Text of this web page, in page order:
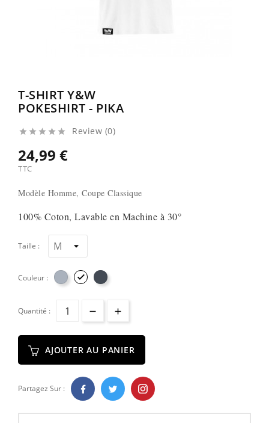
T-SHIRT Y&W
POKESHIRT - PIKA
     Review (0)
24,99 €
TTC
Modèle Homme, Coupe Classique
100% Coton, Lavable en Machine à 30°
Taille :
Couleur : 
Quantité :
AJOUTER AU PANIER
Partagez Sur :